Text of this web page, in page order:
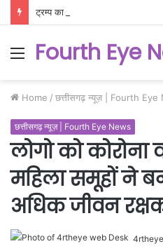
Menu
Fourth Eye
Home / छत्तीसगढ़ न्यूज़ | Fourth Eye
छत्तीसगढ़ न्यूज़ | Fourth Eye News
लोगो को
महिला समूहों ने
अधिक जीवन